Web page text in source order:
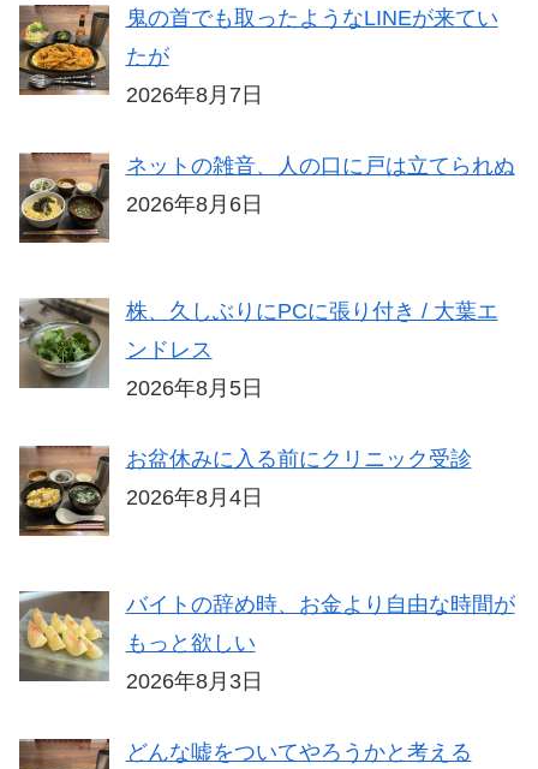
鬼の首でも取ったようなLINEが来てい
たが
2026年8月7日
ネットの雑音、人の口に戸は立てられぬ
2026年8月6日
株、久しぶりにPCに張り付き / 大葉エ
ンドレス
2026年8月5日
お盆休みに入る前にクリニック受診
2026年8月4日
バイトの辞め時、お金より自由な時間が
もっと欲しい
2026年8月3日
どんな嘘をついてやろうかと考える